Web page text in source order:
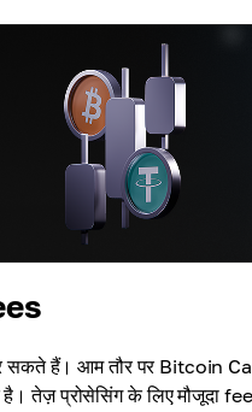
सकते हैं। आम तौर पर Bitcoin
प्रोसेसिंग के लिए मौजूदा